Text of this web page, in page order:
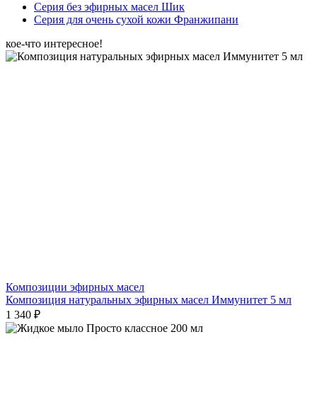
Серия без эфирных масел Шик
Серия для очень сухой кожи Франжипани
кое-что интересное!
Композиции эфирных масел
Композиция натуральных эфирных масел Иммунитет 5 мл
1 340 ₽